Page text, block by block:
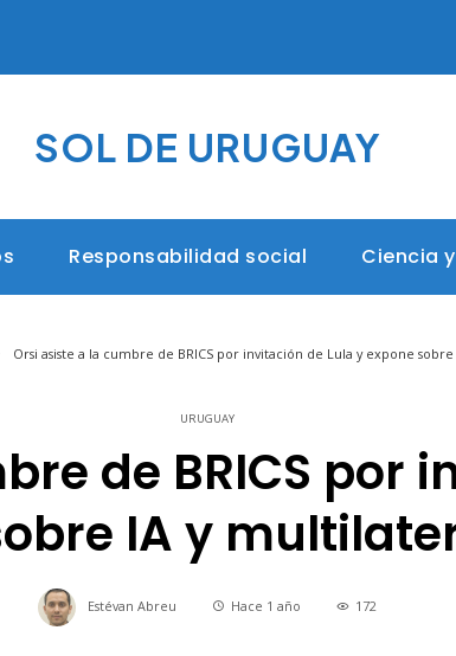
SOL DE URUGUAY
Responsabilidad social Ciencia
Orsi asiste a la cumbre de BRICS por invitación de Lula y expone
URUGUAY
de BRICS por
IA y
Estévan Abreu Hace 1 año 172